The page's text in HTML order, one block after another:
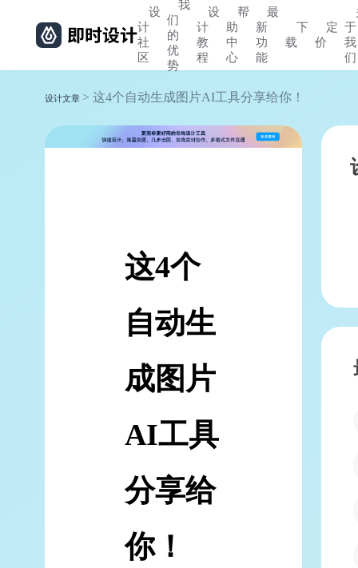
设
计
社
区
我
们
的
优
势
设
计
教
程
帮
助
中
心
最
新
功
能
下
载
定
价
于
我
们
设计文章 > 这4个自动生成图片AI工具分享给你！
这4个
自动生
成图片
AI工具
分享给
你！